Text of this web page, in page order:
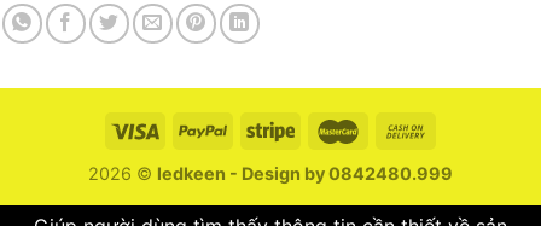
2026 © ledkeen - Design by 0842480.999